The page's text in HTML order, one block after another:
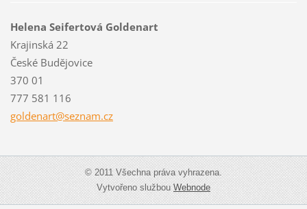
Helena Seifertová Goldenart
Krajinská 22
České Budějovice
370 01
777 581 116
goldenart@seznam.cz
© 2011 Všechna práva vyhrazena.
Vytvořeno službouWebnode